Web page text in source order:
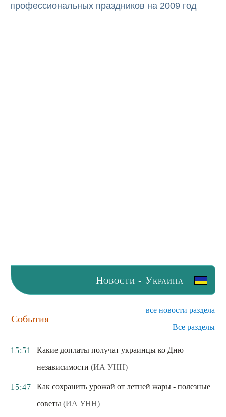
профессиональных праздников на 2009 год
Новости - Украина
События
все новости раздела
Все разделы
15:51
Какие доплаты получат украинцы ко Дню
независимости (ИА УНН)
15:47
Как сохранить урожай от летней жары - полезные
советы (ИА УНН)